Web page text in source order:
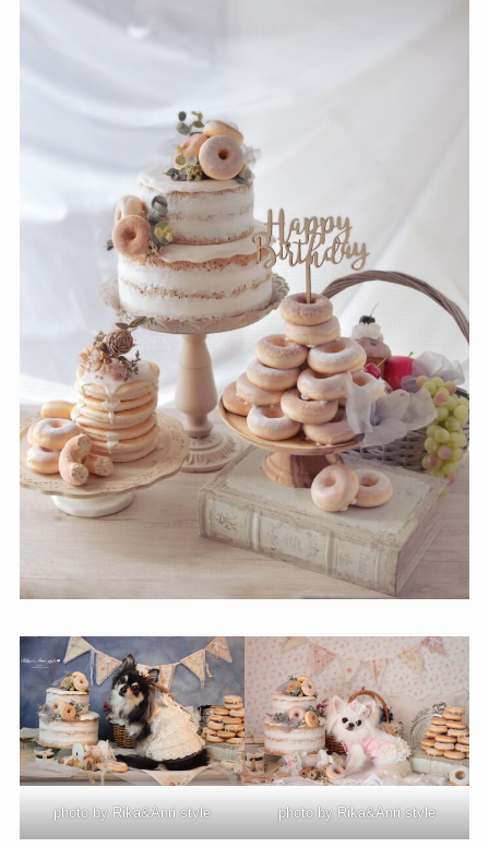
photo by Rika&Anri style photo by Rika&Anri style